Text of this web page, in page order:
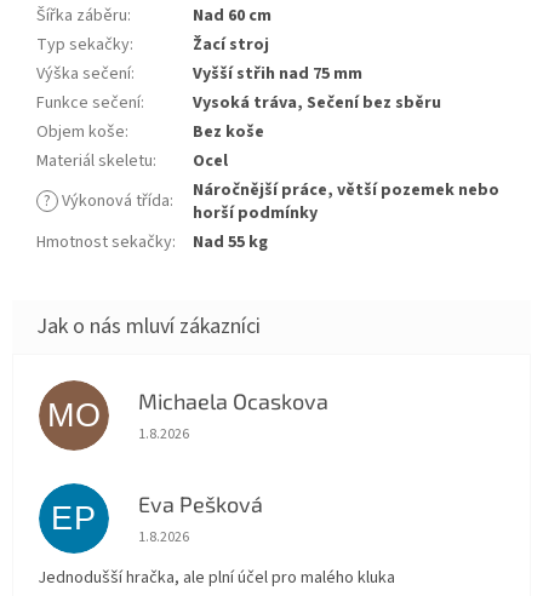
Šířka záběru:
Nad 60 cm
Typ sekačky:
Žací stroj
Výška sečení:
Vyšší střih nad 75 mm
Funkce sečení:
Vysoká tráva, Sečení bez sběru
Objem koše:
Bez koše
Materiál skeletu:
Ocel
? Výkonová třída:
Náročnější práce, větší pozemek nebo
horší podmínky
Hmotnost sekačky: Nad 55 kg
MO Michaela Ocaskova
Hodnocení obchodu je 5 z 5 hvězdiček.
1.8.2026
EP Eva Pešková
Hodnocení obchodu je 5 z 5 hvězdiček.
1.8.2026
Jednodušší hračka, ale plní účel pro malého kluka